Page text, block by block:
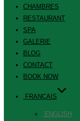
CHAMBRES
RESTAURANT
SPA
GALERIE
BLOG
CONTACT
BOOK NOW
FRANÇAIS
ENGLISH